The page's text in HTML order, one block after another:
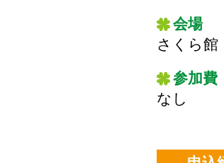
会場
さくら館
参加費
なし